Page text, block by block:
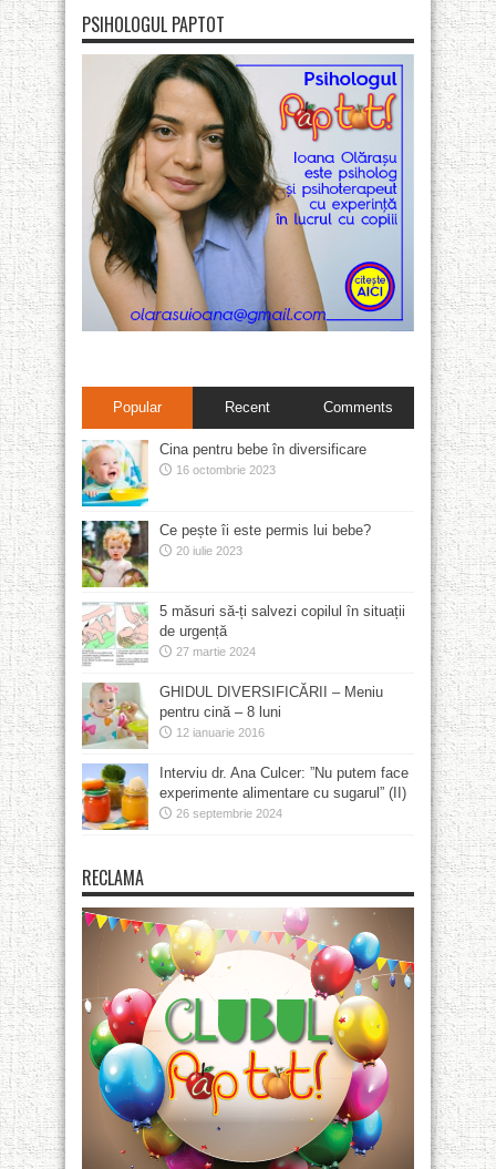
PSIHOLOGUL PAPTOT
Popular Recent Comments
Cina pentru bebe în diversificare
16 octombrie 2023
Ce pește îi este permis lui bebe?
20 iulie 2023
5 măsuri să-ți salvezi copilul în situații
de urgență
27 martie 2024
GHIDUL DIVERSIFICĂRII – Meniu
pentru cină – 8 luni
12 ianuarie 2016
Interviu dr. Ana Culcer: ”Nu putem face
experimente alimentare cu sugarul” (II)
26 septembrie 2024
RECLAMA